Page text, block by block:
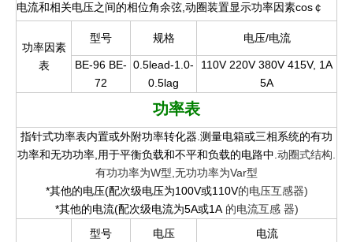
电流和相关电压之间的相位角余弦,动圈装置显示功率因素cos￠
功率因素
表
型号 规格 电压/电流
BE-96 BE-
72
0.5lead-1.0-
0.5lag
110V 220V 380V 415V, 1A
5A
功率表
指针式功率表内置或外附功率转化器.测量电箱或三相系统的有功
功率和无功功率,用于平衡负载和不平和负载的电路中. 动圈式结构.
有功功率为W型,无功功率为Var型
*其他的电压(配次级电压为100V或110V的电压互感器)
*其他的电流(配次级电流为5A或1A 的电流互感 器)
型号 电压
电流